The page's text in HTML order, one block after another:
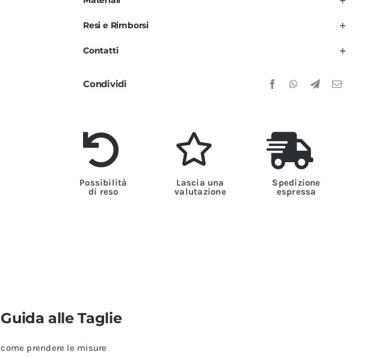
Nero
e
Roma
Resi e Rimborsi
Contatti
Condividi
Possibilità
di reso
Lascia una
valutazione
Spedizione
espressa
Guida alle Taglie
come prendere le misure